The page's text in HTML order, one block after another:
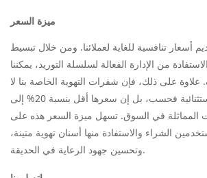
ميزة السعر
أسعار تنافسية للغاية لعملائنا. ومن خلال تبسيط
من الإدارة الفعالة لسلسلة التوريد، يمكننا
علاوة على ذلك، فإن شفرات التهوية الخاصة بنا لا
تحافظ على الجودة الاستثنائية فحسب، بل إن سعرها أقل بنسبة 20% إلى
المماثلة في السوق. تسهل ميزة السعر هذه على
الشراء والاستفادة منها أسنان تهوية متينة،
وتحسين جهود الرعاية في الحديقة.